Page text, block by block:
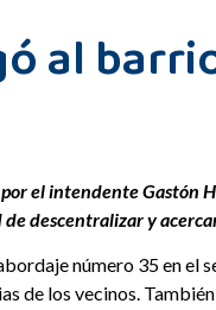
al
el intendente Gastón
descentralizar y
número 35 en el
de los vecinos.